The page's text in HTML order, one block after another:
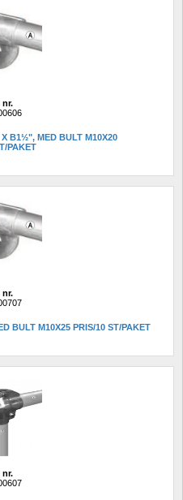
nr.
B1½", MED BULT M10X20
PAKET
nr.
BULT M10X25 PRIS/10 ST/PAKET
nr.